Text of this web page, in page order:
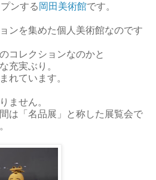
ンする 岡田美術館です。
ンを集めた個人美術館なのです
コレクションなのかと
充実ぶり。
れています。
ません。
は「名品展」と称した展覧会で